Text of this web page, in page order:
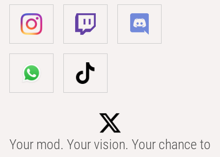
Your mod. Your vision. Your chance to